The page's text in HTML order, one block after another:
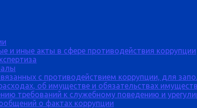
и иные акты в сфере противодействия коррупции
с противодействием коррупции, для
об имуществе и обязательствах
требований к служебному поведению и
о фактах коррупции